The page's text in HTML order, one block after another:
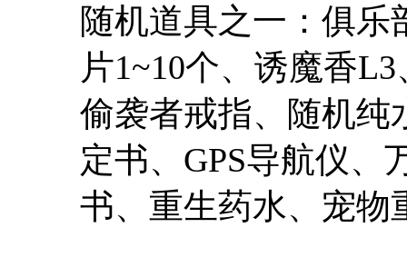
随机道具之一：俱乐
片1~10个、诱魔香
偷袭者戒指、随机纯
定书、GPS导航仪、
书、重生药水、宠物